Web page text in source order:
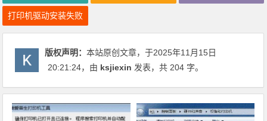
打印机驱动安装失败
版权声明：本站原创文章，于2025年11月15日
20:21:24，由 ksjiexin 发表，共 204 字。